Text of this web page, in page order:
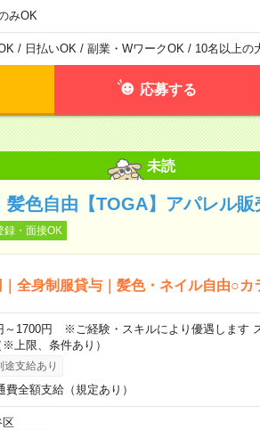
みOK
/ 日払いOK / 副業・WワークOK / 10名以上の
応募する
未読
髪色自由【TOGA】アパレル
録・面接OK
全身制服貸与｜髪色・ネイル自由○カ
～1700円 ※ご経験・スキルにより優遇します
上限、条件あり）
途支給あり
費全額支給（規定あり）
区